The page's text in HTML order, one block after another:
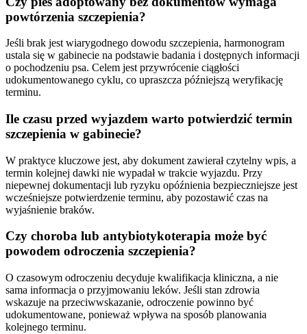
powtórzenia szczepienia?
Jeśli brak jest wiarygodnego dowodu szczepienia, harmonogram
ustala się w gabinecie na podstawie badania i dostępnych informacji
o pochodzeniu psa. Celem jest przywrócenie ciągłości
udokumentowanego cyklu, co upraszcza późniejszą weryfikację
terminu.
Ile czasu przed wyjazdem warto potwierdzić termin
szczepienia w gabinecie?
W praktyce kluczowe jest, aby dokument zawierał czytelny wpis, a
termin kolejnej dawki nie wypadał w trakcie wyjazdu. Przy
niepewnej dokumentacji lub ryzyku opóźnienia bezpieczniejsze jest
wcześniejsze potwierdzenie terminu, aby pozostawić czas na
wyjaśnienie braków.
Czy choroba lub antybiotykoterapia może być
powodem odroczenia szczepienia?
O czasowym odroczeniu decyduje kwalifikacja kliniczna, a nie
sama informacja o przyjmowaniu leków. Jeśli stan zdrowia
wskazuje na przeciwwskazanie, odroczenie powinno być
udokumentowane, ponieważ wpływa na sposób planowania
kolejnego terminu.